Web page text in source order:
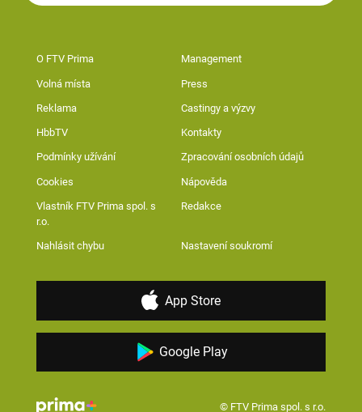
O FTV Prima Management
Volná místa Press
Reklama Castingy a výzvy
HbbTV Kontakty
Podmínky užívání Zpracování osobních údajů
Cookies Nápověda
Vlastník FTV Prima spol. s
r.o.
Redakce
Nahlásit chybu Nastavení soukromí
App Store
Google Play
© FTV Prima spol. s r.o.